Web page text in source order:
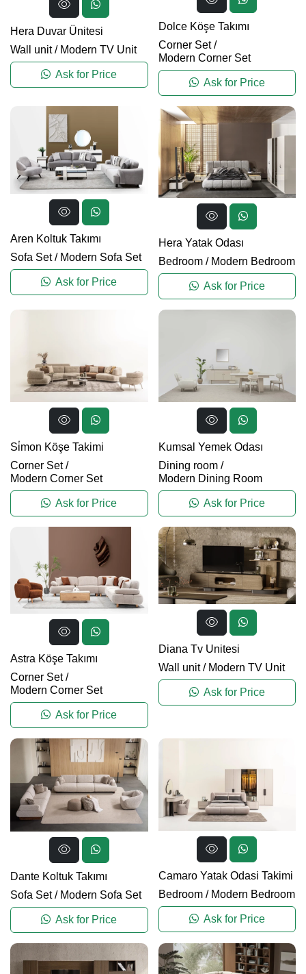
Hera Duvar Ünitesi
Wall unit/ Modern TV Unit
Ask for Price
Dolce Köşe Takımı
Corner Set/
Modern Corner Set
Ask for Price
Aren Koltuk Takımı
Sofa Set/ Modern Sofa Set
Ask for Price
Hera Yatak Odası
Bedroom/ Modern Bedroom
Ask for Price
Si̇mon Köşe Takimi
Corner Set/
Modern Corner Set
Ask for Price
Kumsal Yemek Odası
Dining room/
Modern Dining Room
Ask for Price
Astra Köşe Takımı
Corner Set/
Modern Corner Set
Ask for Price
Diana Tv Unitesi
Wall unit/ Modern TV Unit
Ask for Price
Dante Koltuk Takımı
Sofa Set/ Modern Sofa Set
Ask for Price
Camaro Yatak Odasi Takimi
Bedroom/ Modern Bedroom
Ask for Price